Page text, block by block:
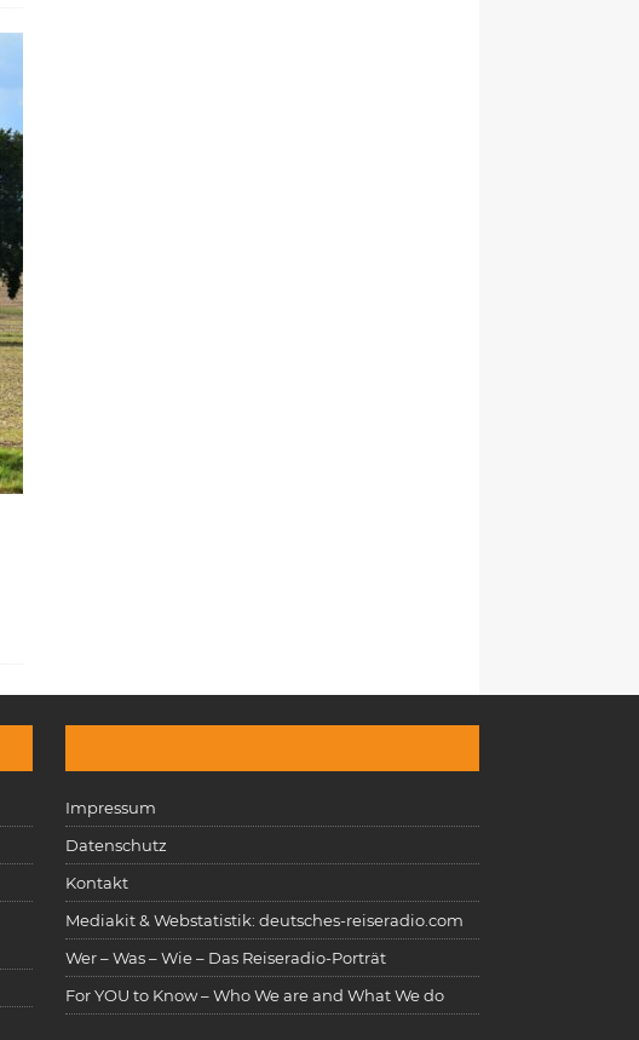
Impressum
Datenschutz
Kontakt
Mediakit & Webstatistik: deutsches-reiseradio.com
Wer – Was – Wie – Das Reiseradio-Porträt
For YOU to Know – Who We are and What We do